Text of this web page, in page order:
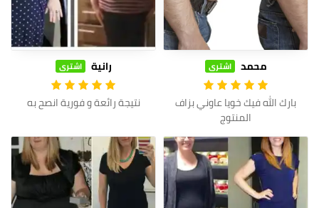
محمد اشترى
بارك الله فيك خويا عاوني بزاف
المنتوج
رانية اشترى
نتيجة رائعة و فورية انصح به